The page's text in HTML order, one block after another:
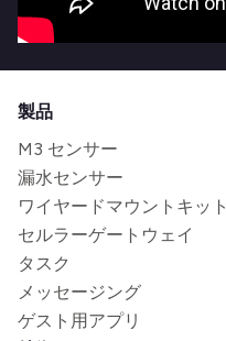
製品
M3 センサー
漏水センサー
ワイヤードマウントキット
セルラーゲートウェイ
タスク
メッセージング
ゲスト用アプリ